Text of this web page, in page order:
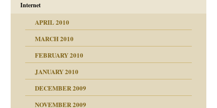
Internet
APRIL 2010
MARCH 2010
FEBRUARY 2010
JANUARY 2010
DECEMBER 2009
NOVEMBER 2009